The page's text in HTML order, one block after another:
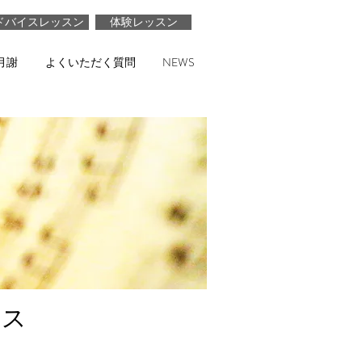
バイスレッスン 体験レッスン
謝 よくいただく質問 NEWS